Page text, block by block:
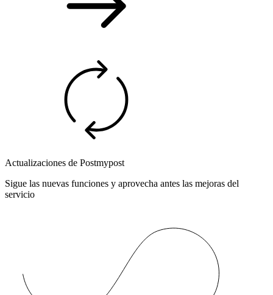
Actualizaciones de Postmypost
Sigue las nuevas funciones y aprovecha antes las mejoras del
servicio